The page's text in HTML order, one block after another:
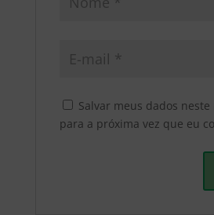
Salvar meus dados neste
para a próxima vez que eu